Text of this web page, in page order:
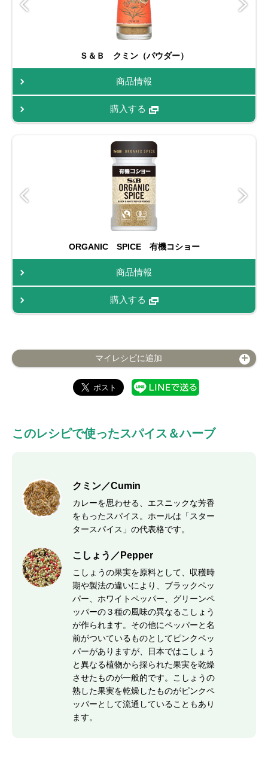
Ｓ＆Ｂ クミン（パウダー）
商品情報
購入する
ORGANIC SPICE 有機コショー
商品情報
購入する
マイレシピに追加
このレシピで使ったスパイス＆ハーブ
クミン／Cumin
カレーを思わせる、エスニックな芳香
をもったスパイス。ホールは「スター
タースパイス」の代表格です。
こしょう／Pepper
こしょうの果実を原料として、収穫時
期や製法の違いにより、ブラックペッ
パー、ホワイトペッパー、グリーンペ
ッパーの３種の風味の異なるこしょう
が作られます。その他にペッパーと名
前がついているものとしてピンクペッ
パーがありますが、日本ではこしょう
と異なる植物から採られた果実を乾燥
させたものが一般的です。こしょうの
熟した果実を乾燥したものがピンクペ
ッパーとして流通していることもあり
ます。